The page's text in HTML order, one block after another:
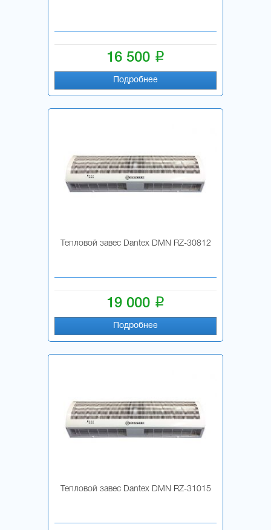
16 500 i
Подробнее
Тепловой завес Dantex DMN RZ-30812
19 000 i
Подробнее
Тепловой завес Dantex DMN RZ-31015